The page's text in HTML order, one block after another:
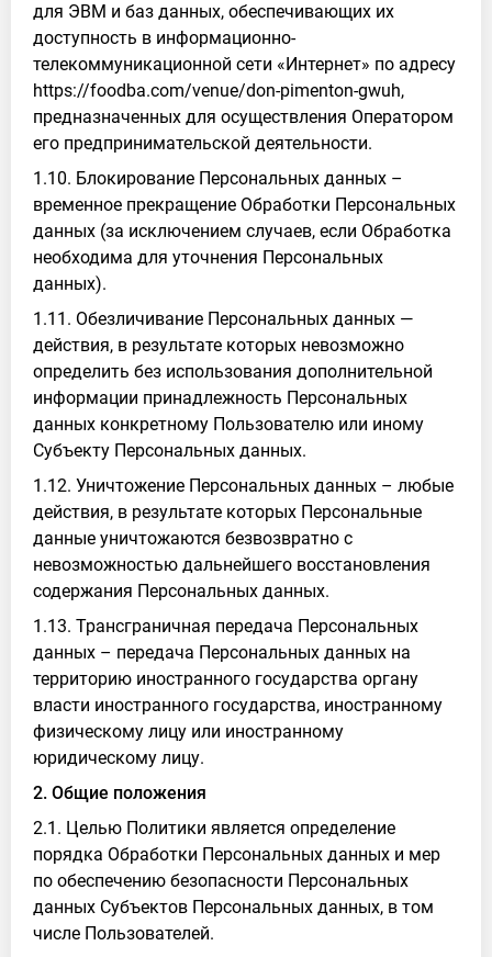
для ЭВМ и баз данных, обеспечивающих их
доступность в информационно-
телекоммуникационной сети «Интернет» по адресу
https://foodba.com/venue/don-pimenton-gwuh,
предназначенных для осуществления Оператором
его предпринимательской деятельности.
1.10. Блокирование Персональных данных –
временное прекращение Обработки Персональных
данных (за исключением случаев, если Обработка
необходима для уточнения Персональных
данных).
1.11. Обезличивание Персональных данных —
действия, в результате которых невозможно
определить без использования дополнительной
информации принадлежность Персональных
данных конкретному Пользователю или иному
Субъекту Персональных данных.
1.12. Уничтожение Персональных данных – любые
действия, в результате которых Персональные
данные уничтожаются безвозвратно с
невозможностью дальнейшего восстановления
содержания Персональных данных.
1.13. Трансграничная передача Персональных
данных – передача Персональных данных на
территорию иностранного государства органу
власти иностранного государства, иностранному
физическому лицу или иностранному
юридическому лицу.
2. Общие положения
2.1. Целью Политики является определение
порядка Обработки Персональных данных и мер
по обеспечению безопасности Персональных
данных Субъектов Персональных данных, в том
числе Пользователей.